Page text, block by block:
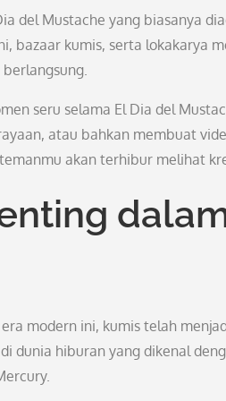
del Mustache yang biasanya
bazaar kumis, serta lokakarya
seru selama El Dia del
atau bahkan membuat
akan terhibur melihat
modern ini, kumis telah
dunia hiburan yang dikenal